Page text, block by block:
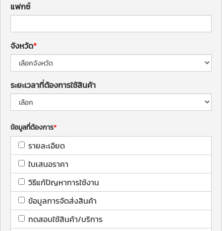
แฟกซ์
จังหวัด
ระยะเวลาที่ต้องการใช้สินค้า
ข้อมูลที่ต้องการ
รายละเอียด
ใบเสนอราคา
วิธีแก้ปัญหาการใช้งาน
ข้อมูลการจัดส่งสินค้า
ทดสอบใช้สินค้า/บริการ